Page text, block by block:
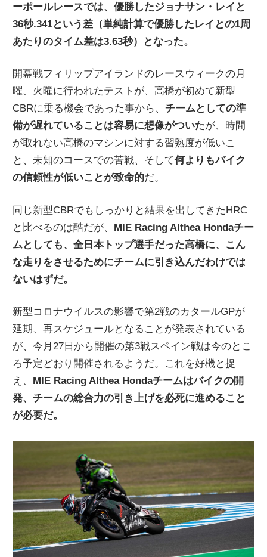
ーポールレースでは、優勝したジョナサン・レイと
36秒.341という差（単純計算で優勝したレイとの1周
あたりのタイム差は3.63秒）となった。
開幕戦フィリップアイランドのレースウィークの月
曜、火曜に行われたテストが、高橋が初めて新型
CBRに乗る機会であった事から、チームとしての準
備が遅れていることは容易に想像がついたが、時間
が取れない高橋のマシンに対する習熟度が低いこ
と、未知のコースでの苦戦、そして何よりもバイク
の信頼性が低いことが致命的だ。
同じ新型CBRでもしっかりと結果を出してきたHRC
と比べるのは酷だが、 MIE Racing Althea Hondaチー
ムとしても、全日本トップ選手だった高橋に、こん
な走りをさせるためにチームに引き込んだわけでは
ないはずだ。
新型コロナウイルスの影響で第2戦のカタールGPが
延期、再スケジュールとなることが発表されている
が、今月27日から開催の第3戦スペイン戦は今のとこ
ろ予定どおり開催されるようだ。これを好機と捉
え、
MIE Racing Althea Hondaチームはバイクの開
発、チームの総合力の引き上げを必死に進めること
が必要だ。